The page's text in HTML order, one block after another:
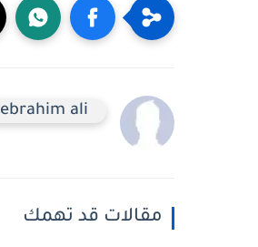
ebrahim ali
مقالات قد تهمك